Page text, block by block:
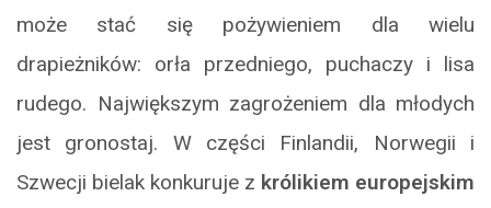
może stać się pożywieniem dla wielu
drapieżników: orła przedniego, puchaczy i lisa
rudego. Największym zagrożeniem dla młodych
jest gronostaj. W części Finlandii, Norwegii i
Szwecji bielak konkuruje z królikiem europejskim